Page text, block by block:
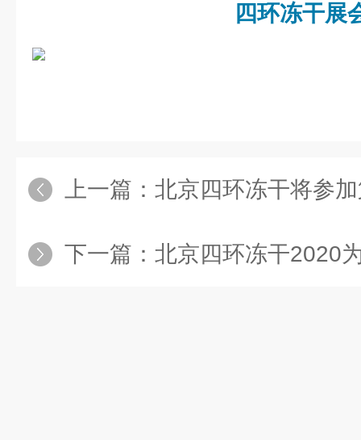
四环冻干展
上一篇： 北京四环冻干将参加第十八届中
下一篇： 北京四环冻干2020为疫情重